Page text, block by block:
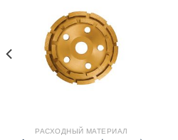
РАСХОДНЫЙ МАТЕРИАЛ